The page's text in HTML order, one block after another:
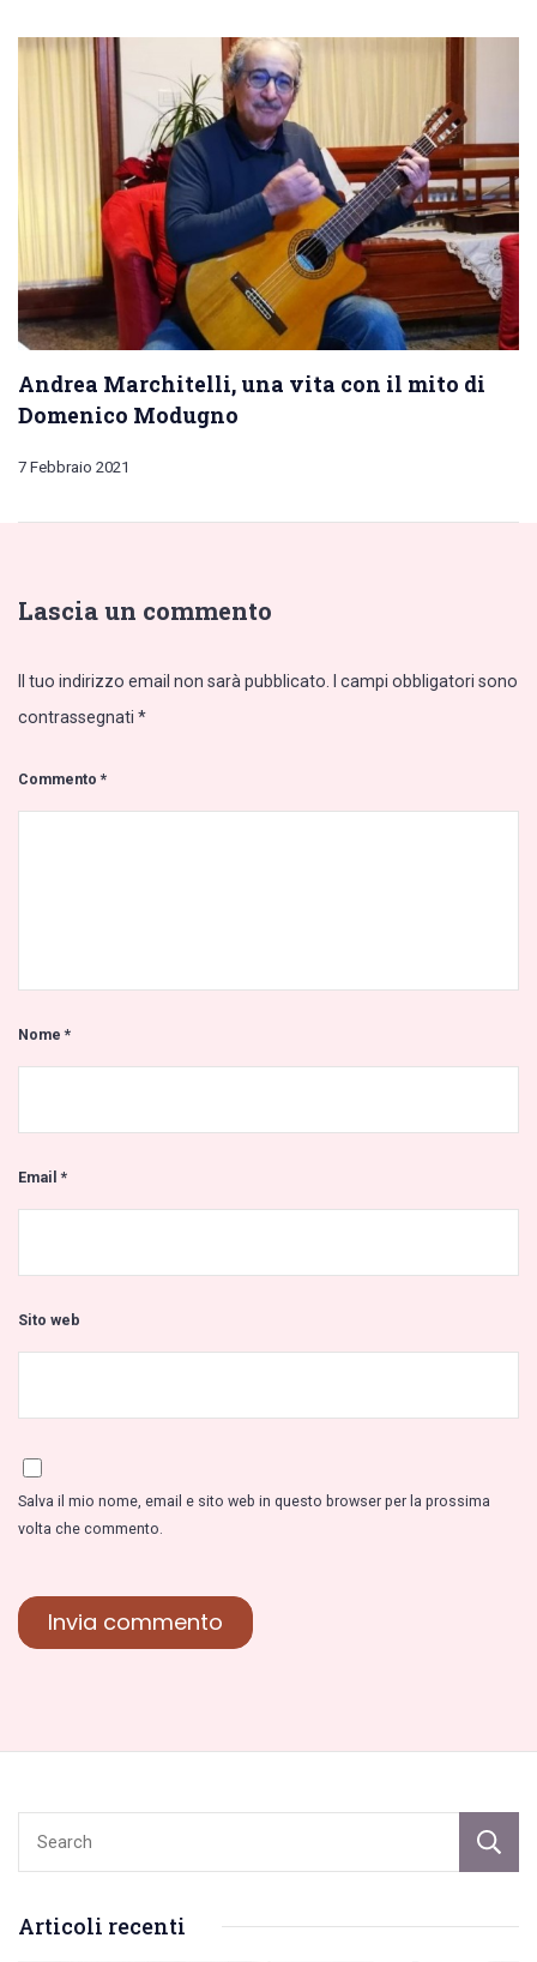
Andrea Marchitelli, una vita con il mito di
Domenico Modugno
7 Febbraio 2021
Lascia un commento
Il tuo indirizzo email non sarà pubblicato.
I campi obbligatori sono
contrassegnati *
Commento*
Nome*
Email*
Sito web
Salva il mio nome, email e sito web in questo browser per la prossima
volta che commento.
Articoli recenti